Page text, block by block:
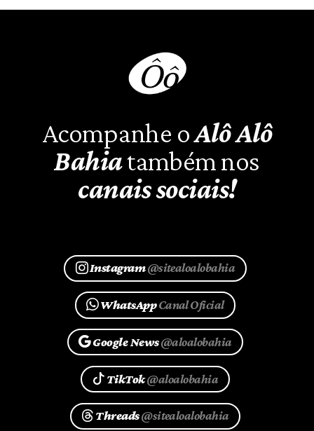
Acompanhe oAlô Alô
Bahiatambém nos
canais sociais!
Instagram@sitealoalobahia
WhatsAppCanal Oficial
Google News@aloalobahia
TikTok@aloalobahia
Threads@sitealoalobahia